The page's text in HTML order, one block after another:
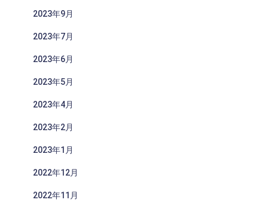
2023年9月
2023年7月
2023年6月
2023年5月
2023年4月
2023年2月
2023年1月
2022年12月
2022年11月